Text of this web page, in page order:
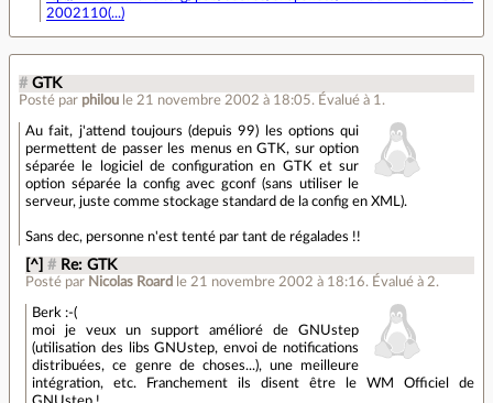
2002110(...)
# GTK
Posté par philou le 21 novembre 2002 à 18:05. Évalué à 1 .
Au fait, j'attend toujours (depuis 99) les options qui
permettent de passer les menus en GTK, sur option
séparée le logiciel de configuration en GTK et sur
option séparée la config avec gconf (sans utiliser le
serveur, juste comme stockage standard de la config en XML).
Sans dec, personne n'est tenté par tant de régalades !!
[^] # Re: GTK
Posté par Nicolas Roard le 21 novembre 2002 à 18:16. Évalué à 2.
Berk :-(
moi je veux un support amélioré de GNUstep
(utilisation des libs GNUstep, envoi de notifications
distribuées, ce genre de choses...), une meilleure
intégration, etc. Franchement ils disent être le WM Officiel de